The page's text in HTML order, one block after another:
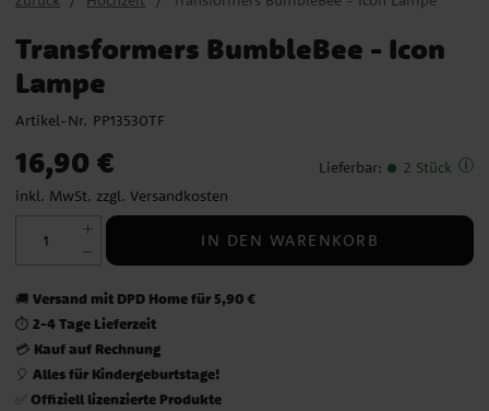
Transformers BumbleBee - Icon
Lampe
Artikel-Nr. PP13530TF
Preis
:16,90 €
16,90 €
inkl. MwSt. zzgl. Versandkosten
Lieferbar: 2 Stück
IN DEN WARENKORB
🚚 Versand mit DPD Home für 5,90 €
⏱️ 2-4 Tage Lieferzeit
💳 Kauf auf Rechnung
🎈 Alles für Kindergeburtstage!
✅ Offiziell lizenzierte Produkte